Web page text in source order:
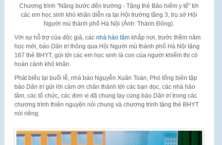
Chương trình "Nâng bước đến trường - Tặng thẻ Bảo hiểm y tế" tới
các em học sinh khó khăn diễn ra tại Hội trường tầng 3, trụ sở Hội
Người mù thành phố Hà Nội (Ảnh: Thành Đông).
Với sự hỗ trợ của độc giả, các nhà hảo tâmkhắp nơi, trước thềm năm
học mới, báo Dân tríthông qua Hội Người mù thành phố Hà Nội tặng
167 thẻ BHYT, gửi tới các em học sinh là con của người khiếm thị có
hoàn cảnh khó khăn.
Phát biểu tại buổi lễ, nhà báo Nguyễn Xuân Toàn, Phó tổng biên tập
báo Dân trígửi lời cảm ơn chân thành tới các bạn đọc, các nhà hảo
tâm, các tổ chức, các đơn vị đã chung tay cùng báo Dân trítrong các
chương trình thiện nguyện nói chung và chương trình tặng thẻ BHYT
nói riêng.